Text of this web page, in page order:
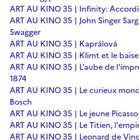
ART AU KINO 35 | Infinity:
ART AU KINO 35 | John Singer
Swagger
ART AU KINO 35 | Kaprálová
ART AU KINO 35 | Klimt et le
ART AU KINO 35 | L’aube de
1874
ART AU KINO 35 | Le curieux
Bosch
ART AU KINO 35 | Le jeune Picasso
ART AU KINO 35 | Le Titien,
ART AU KINO 35 | Leonard de